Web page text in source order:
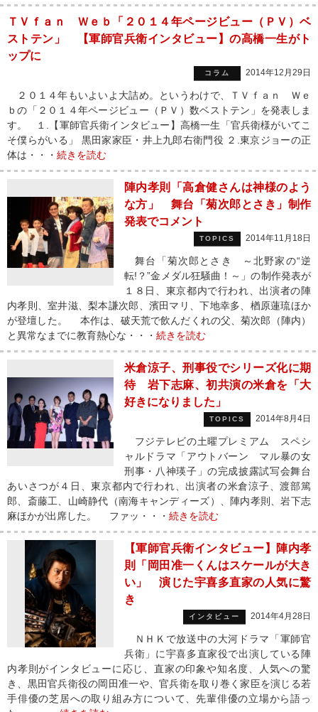
ＴＶｆａｎ Ｗｅｂ「２０１４年ページビュー（ＰＶ）ベ
ストテン」 【軍師官兵衛インタビュー】の高橋一生がト
ップに
コラム 2014年12月29日
２０１４年もいよいよ大詰め。というわけで、ＴＶｆａｎ Ｗｅ
ｂの「２０１４年ページビュー（ＰＶ）数ベストテン」を発表しま
す。 １.【軍師官兵衛インタビュー】高橋一生「官兵衛様がいてこ
そ僕らがいる」 黒田家家臣・井上九郎右衛門役 ２.東京ジョーの正
体は・・・ 続きを読む
陣内孝則「高倉健さんは神様のよう
な方」 舞台「菊次郎とさき」制作
発表でコメント
TOPICS 2014年11月18日
舞台「菊次郎とさき ～北野家の“逆
転!？”金メダル狂騒曲！～」の制作発表が
１８日、東京都内で行われ、出演者の陣
内孝則、室井滋、梨本謙次郎、濱田マリ、下地幸多、楢原蓮琉ほか
が登壇した。 本作は、破天荒で飲んだくれの父、菊次郎（陣内）
と異常なまでに教育熱心な・・・ 続きを読む
米倉涼子、刑事役でシリーズ化に期
待 岩下志麻、初共演の米倉を「大
好きになりました」
TOPICS 2014年8月4日
フジテレビの土曜プレミアム スペシ
ャルドラマ「アウトバーン マル暴の女
刑事・八神瑛子」の完成披露試写会舞台
あいさつが４日、東京都内で行われ、出演者の米倉涼子、渡部篤
郎、斎藤工、山崎静代（南海キャンディーズ）、陣内孝則、岩下志
麻ほかが出席した。 ファッ・・・ 続きを読む
【軍師官兵衛インタビュー】陣内孝
則「岡田准一くんはスケールが大き
い」 演じた宇喜多直家の人気に驚
き
インタビュー 2014年4月28日
ＮＨＫで放送中の大河ドラマ「軍師官
兵衛」に宇喜多直家役で出演している陣
内孝則がインタビューに応じ、直家の印象や知名度、人気への驚
き、黒田官兵衛役の岡田准一や、官兵衛を取り巻く家臣を演じる若
手俳優の芝居への取り組み方について、先輩俳優の立場から語っ